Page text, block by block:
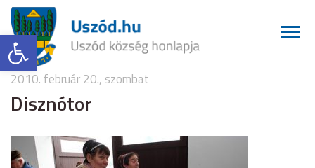
Eszköztár megnyitása
2010. február 20., szombat
Disznótor